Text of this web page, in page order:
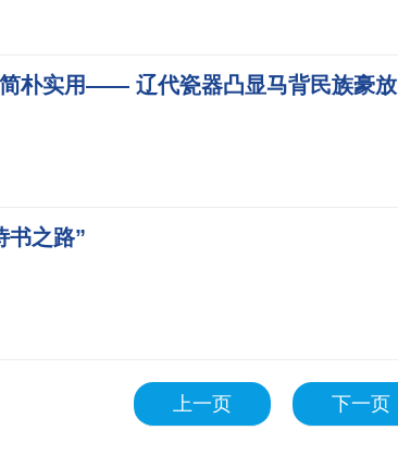
简朴实用—— 辽代瓷器凸显马背民族豪放
书之路”
上一页 下一页